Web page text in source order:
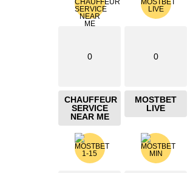
0
CHAUFFEUR
SERVICE
NEAR ME
0
MOSTBET
LIVE